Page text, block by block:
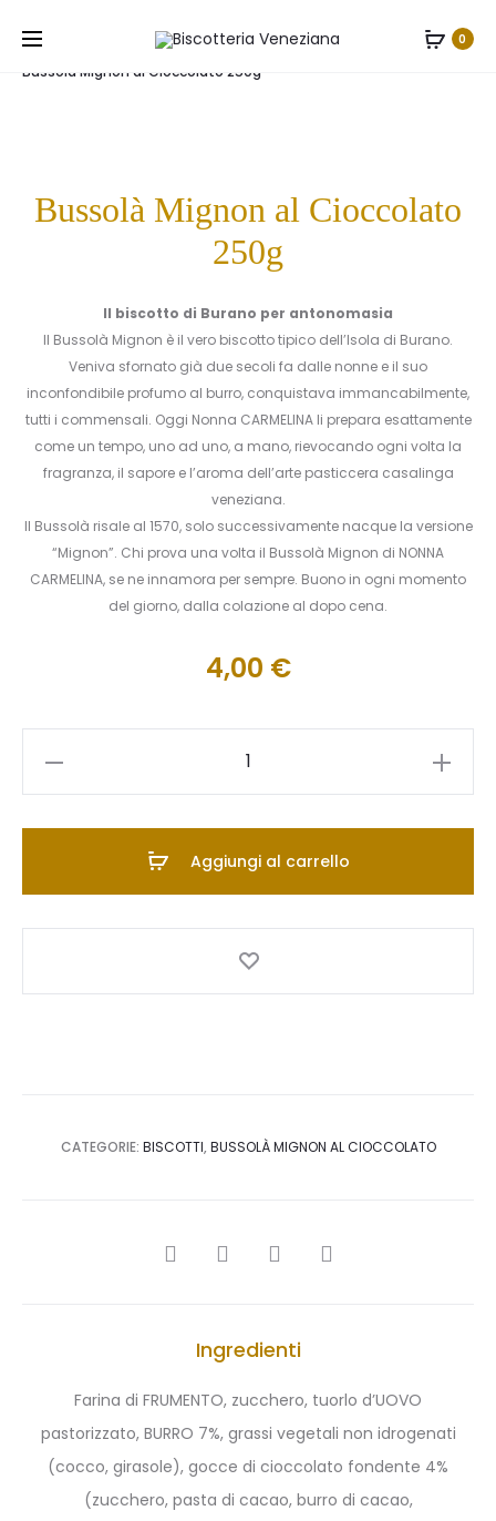
0
BUSSOLÀ
BUSSOLÀ
Home
Bussolà Mignon al Cioccolato
Bussolà Mignon al Cioccolato 250g
Bussolà Mignon al Cioccolato
250g
Il biscotto di Burano per antonomasia
Il Bussolà Mignon è il vero biscotto tipico dell’Isola di Burano.
Veniva sfornato già due secoli fa dalle nonne e il suo
inconfondibile profumo al burro, conquistava immancabilmente,
tutti i commensali. Oggi Nonna CARMELINA li prepara esattamente
come un tempo, uno ad uno, a mano, rievocando ogni volta la
fragranza, il sapore e l’aroma dell’arte pasticcera casalinga
veneziana.
Il Bussolà risale al 1570, solo successivamente nacque la versione
“Mignon”. Chi prova una volta il Bussolà Mignon di NONNA
CARMELINA, se ne innamora per sempre. Buono in ogni momento
del giorno, dalla colazione al dopo cena.
4,00 €
Aggiungi al carrello
CATEGORIE: BISCOTTI, BUSSOLÀ MIGNON AL CIOCCOLATO
SHARE
Ingredienti
Farina di FRUMENTO, zucchero, tuorlo d’UOVO
pastorizzato, BURRO 7%, grassi vegetali non idrogenati
(cocco, girasole), gocce di cioccolato fondente 4%
(zucchero, pasta di cacao, burro di cacao,